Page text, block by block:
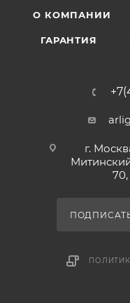
О КОМПАНИИ
ГАРАНТИЯ
г.